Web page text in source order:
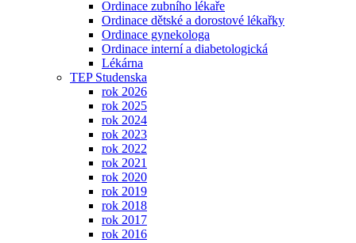
Ordinace zubního lékaře
Ordinace dětské a dorostové lékařky
Ordinace gynekologa
Ordinace interní a diabetologická
Lékárna
TEP Studenska
rok 2026
rok 2025
rok 2024
rok 2023
rok 2022
rok 2021
rok 2020
rok 2019
rok 2018
rok 2017
rok 2016